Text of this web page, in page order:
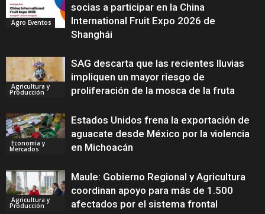
Agro Eventos
socias a participar en la China
International Fruit Expo 2026 de
Shanghái
Agricultura y
Producción
SAG descarta que las recientes lluvias
impliquen un mayor riesgo de
proliferación de la mosca de la fruta
Economía y
Mercados
Estados Unidos frena la exportación de
aguacate desde México por la violencia
en Michoacán
Agricultura y
Producción
Maule: Gobierno Regional y Agricultura
coordinan apoyo para más de 1.500
afectados por el sistema frontal